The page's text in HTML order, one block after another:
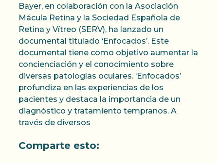
Bayer, en colaboración con la Asociación
Mácula Retina y la Sociedad Española de
Retina y Vítreo (SERV), ha lanzado un
documental titulado ‘Enfocados’. Este
documental tiene como objetivo aumentar la
concienciación y el conocimiento sobre
diversas patologías oculares. ‘Enfocados’
profundiza en las experiencias de los
pacientes y destaca la importancia de un
diagnóstico y tratamiento tempranos. A
través de diversos
Comparte esto: